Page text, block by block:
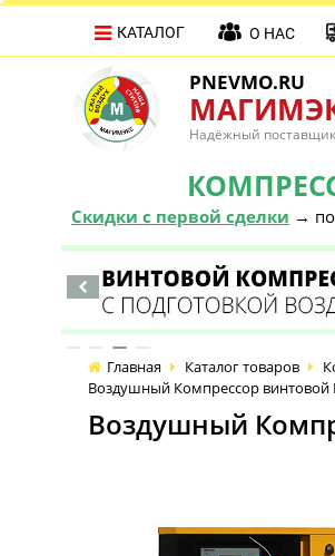
PNEVMO.RU
Надёжный поставщик
Скидки с первой сделки →
КАТАЛОГ О НАС
Главная Каталог товаров
Воздушный Компрессор винтовой
Воздушный